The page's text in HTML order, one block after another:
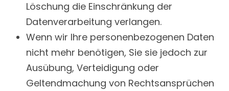
Löschung die Einschränkung der
Datenverarbeitung verlangen.
Wenn wir Ihre personenbezogenen Daten
nicht mehr benötigen, Sie sie jedoch zur
Ausübung, Verteidigung oder
Geltendmachung von Rechtsansprüchen